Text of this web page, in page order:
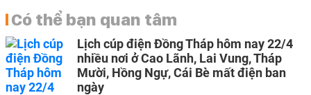
Có thể bạn quan tâm
Lịch cúp điện Đồng Tháp hôm nay 22/4
nhiều nơi ở Cao Lãnh, Lai Vung, Tháp
Mười, Hồng Ngự, Cái Bè mất điện ban
ngày